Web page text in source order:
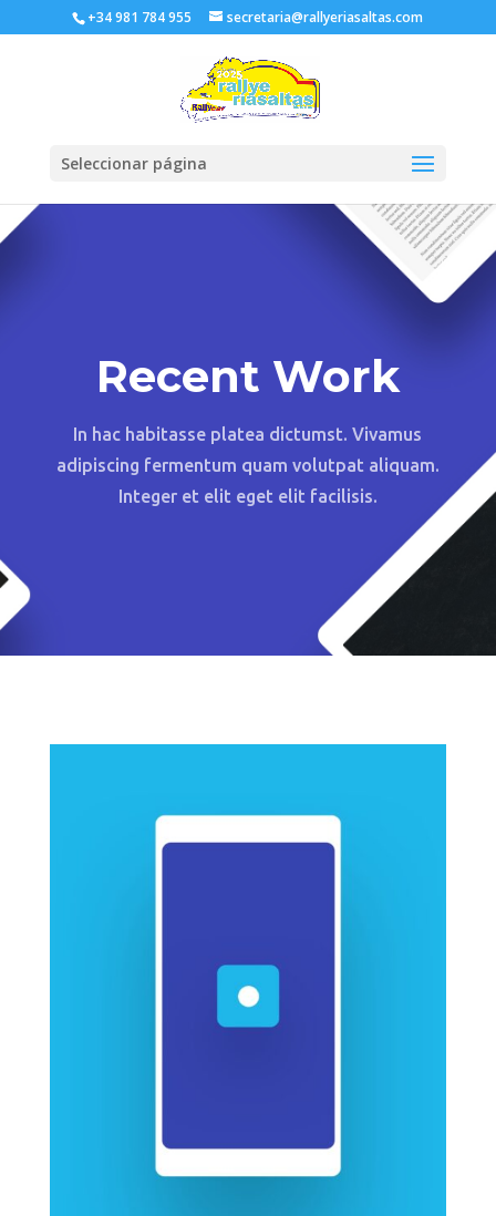
+34 981 784 955 secretaria@rallyeriasaltas.com
Seleccionar página
Recent Work
In hac habitasse platea dictumst. Vivamus
adipiscing fermentum quam volutpat aliquam.
Integer et elit eget elit facilisis.